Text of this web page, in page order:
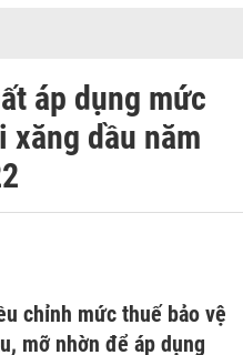
áp dụng mức
xăng dầu năm
chỉnh mức thuế bảo vệ
mỡ nhờn để áp dụng